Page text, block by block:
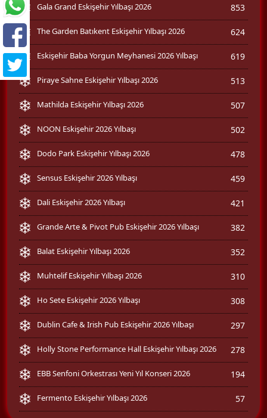
Gala Grand Eskişehir Yılbaşı 2026 853
The Garden Batıkent Eskişehir Yılbaşı 2026 624
Eskişehir Baba Yorgun Meyhanesi 2026 Yılbaşı 619
Piraye Sahne Eskişehir Yılbaşı 2026 513
Mathilda Eskişehir Yılbaşı 2026 507
NOON Eskişehir 2026 Yılbaşı 502
Dodo Park Eskişehir Yılbaşı 2026 478
Sensus Eskişehir 2026 Yılbaşı 459
Dali Eskişehir 2026 Yılbaşı 421
Grande Arte & Pivot Pub Eskişehir 2026 Yılbaşı 382
Balat Eskişehir Yılbaşı 2026 352
Muhtelif Eskişehir Yılbaşı 2026 310
Ho Sete Eskişehir 2026 Yılbaşı 308
Dublin Cafe & Irish Pub Eskişehir 2026 Yılbaşı 297
Holly Stone Performance Hall Eskişehir Yılbaşı 2026 278
EBB Senfoni Orkestrası Yeni Yıl Konseri 2026 194
Fermento Eskişehir Yılbaşı 2026 57